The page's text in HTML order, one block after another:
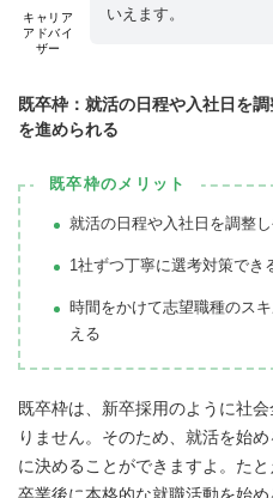
キャリア
アドバイ
ザー
いえます。
既卒枠：就活の日程や入社日を
を進められる
既卒枠のメリット
就活の日程や入社日を調整
1社ずつ丁寧に選考対策でき
時間をかけて志望職種のス
える
既卒枠は、新卒採用のように社
りません。そのため、就活を始
に決めることができますよ。た